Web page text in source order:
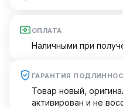
ОПЛАТА
Наличными при
ГАРАНТИЯ
Товар новый,
активирован и не